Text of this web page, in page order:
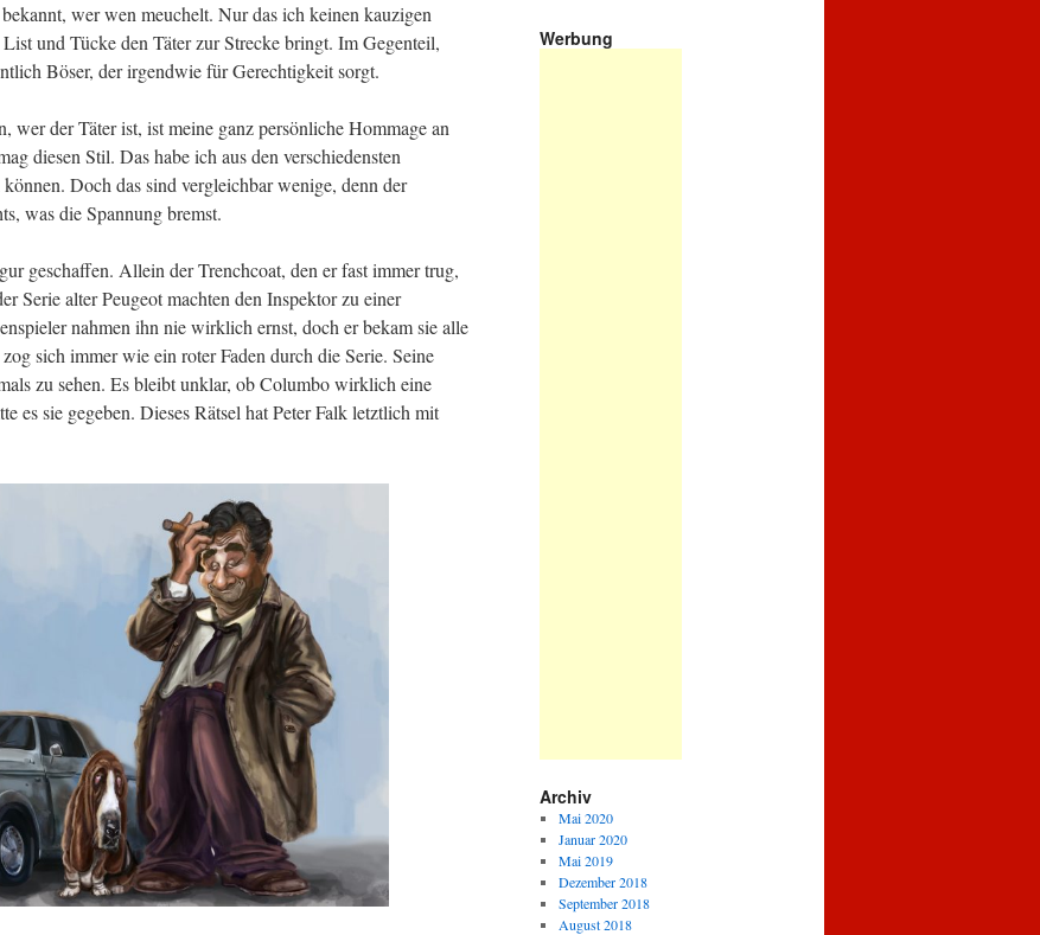
wer wen meuchelt. Nur das ich keinen kauzigen
und Tücke den Täter zur Strecke bringt. Im Gegenteil,
Böser, der irgendwie für Gerechtigkeit sorgt.
wer der Täter ist, ist meine ganz persönliche Hommage an
diesen Stil. Das habe ich aus den verschiedensten
Doch das sind vergleichbar wenige, denn der
was die Spannung bremst.
geschaffen. Allein der Trenchcoat, den er fast immer trug,
Serie alter Peugeot machten den Inspektor zu einer
nahmen ihn nie wirklich ernst, doch er bekam sie alle
sich immer wie ein roter Faden durch die Serie. Seine
zu sehen. Es bleibt unklar, ob Columbo wirklich eine
es sie gegeben. Dieses Rätsel hat Peter Falk letztlich mit
Werbung
Archiv
Mai 2020
Januar 2020
Mai 2019
Dezember 2018
September 2018
August 2018